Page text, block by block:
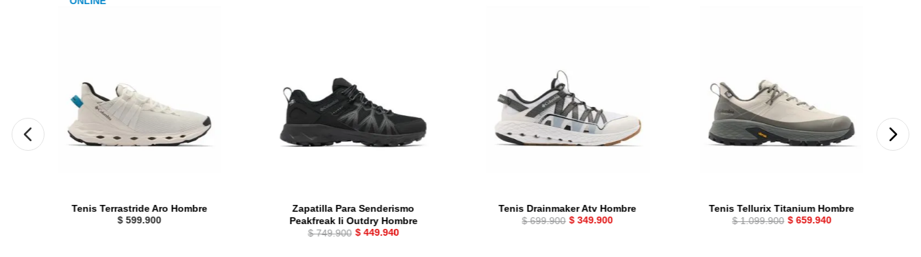
Tenis Terrastride Aro Hombre
$ 599.900
Zapatilla Para Senderismo
Peakfreak Ii Outdry Hombre
$ 749.900 $ 449.940
Tenis Drainmaker Atv Hombre
$ 699.900 $ 349.900
Tenis Tellurix Titanium Hombre
$ 1.099.900 $ 659.940